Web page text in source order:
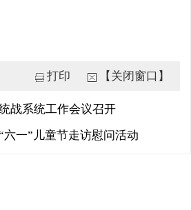
打印 【关闭窗口】
战系统工作会议召开
一”儿童节走访慰问活动